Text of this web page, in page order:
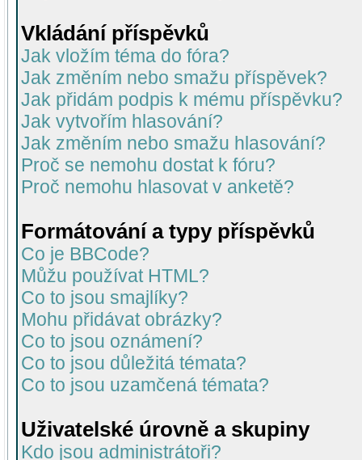
Vkládání příspěvků
Jak vložím téma do fóra?
Jak změním nebo smažu příspěvek?
Jak přidám podpis k mému příspěvku?
Jak vytvořím hlasování?
Jak změním nebo smažu hlasování?
Proč se nemohu dostat k fóru?
Proč nemohu hlasovat v anketě?
Formátování a typy příspěvků
Co je BBCode?
Můžu používat HTML?
Co to jsou smajlíky?
Mohu přidávat obrázky?
Co to jsou oznámení?
Co to jsou důležitá témata?
Co to jsou uzamčená témata?
Uživatelské úrovně a skupiny
Kdo jsou administrátoři?